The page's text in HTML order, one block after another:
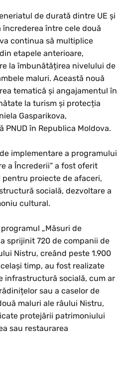
de durată dintre UE și
încrederea între cele două
continua să multiplice
etapele anterioare,
la îmbunătățirea nivelului de
maluri. Această nouă
tematică și angajamentul în
la turism și protecția
Gasparikova,
PNUD în Republica Moldova.
implementare a programului
a Încrederii” a fost oferit
proiecte de afaceri,
socială, dezvoltare a
cultural.
„Măsuri de
sprijinit 720 de companii de
Nistru, creând peste 1.900
timp, au fost realizate
infrastructură socială, cum ar
sau a caselor de
maluri ale râului Nistru,
protejării patrimoniului
sau restaurarea